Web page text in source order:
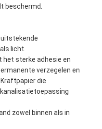
beschermd.
licht.
het sterke adhesie en
verzegelen en
die
kanalisatietoepassing
zowel binnen als in